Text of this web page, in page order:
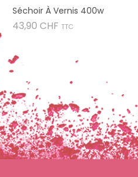
Séchoir À Vernis 400w
43,90 CHF Prix
TTC